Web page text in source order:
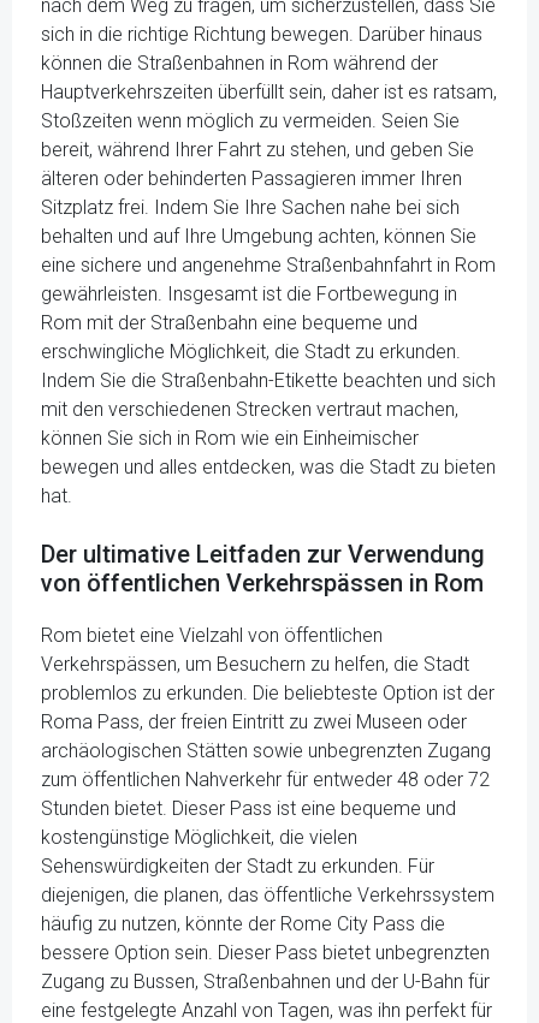
nach dem Weg zu fragen, um sicherzustellen, dass Sie
sich in die richtige Richtung bewegen. Darüber hinaus
können die Straßenbahnen in Rom während der
Hauptverkehrszeiten überfüllt sein, daher ist es ratsam,
Stoßzeiten wenn möglich zu vermeiden. Seien Sie
bereit, während Ihrer Fahrt zu stehen, und geben Sie
älteren oder behinderten Passagieren immer Ihren
Sitzplatz frei. Indem Sie Ihre Sachen nahe bei sich
behalten und auf Ihre Umgebung achten, können Sie
eine sichere und angenehme Straßenbahnfahrt in Rom
gewährleisten. Insgesamt ist die Fortbewegung in
Rom mit der Straßenbahn eine bequeme und
erschwingliche Möglichkeit, die Stadt zu erkunden.
Indem Sie die Straßenbahn-Etikette beachten und sich
mit den verschiedenen Strecken vertraut machen,
können Sie sich in Rom wie ein Einheimischer
bewegen und alles entdecken, was die Stadt zu bieten
hat.
Der ultimative Leitfaden zur Verwendung
von öffentlichen Verkehrspässen in Rom
Rom bietet eine Vielzahl von öffentlichen
Verkehrspässen, um Besuchern zu helfen, die Stadt
problemlos zu erkunden. Die beliebteste Option ist der
Roma Pass, der freien Eintritt zu zwei Museen oder
archäologischen Stätten sowie unbegrenzten Zugang
zum öffentlichen Nahverkehr für entweder 48 oder 72
Stunden bietet. Dieser Pass ist eine bequeme und
kostengünstige Möglichkeit, die vielen
Sehenswürdigkeiten der Stadt zu erkunden. Für
diejenigen, die planen, das öffentliche Verkehrssystem
häufig zu nutzen, könnte der Rome City Pass die
bessere Option sein. Dieser Pass bietet unbegrenzten
Zugang zu Bussen, Straßenbahnen und der U-Bahn für
eine festgelegte Anzahl von Tagen, was ihn perfekt für